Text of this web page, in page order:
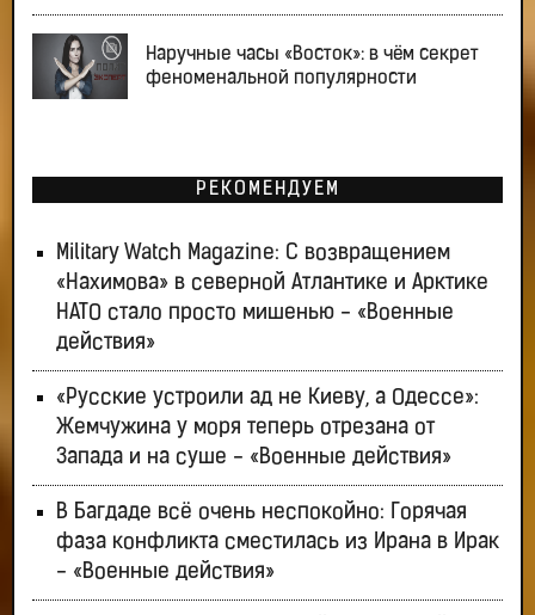
Наручные часы «Восток»: в чём секрет
феноменальной популярности
РЕКОМЕНДУЕМ
Military Watch Magazine: С возвращением
«Нахимова» в северной Атлантике и Арктике
НАТО стало просто мишенью - «Военные
действия»
«Русские устроили ад не Киеву, а Одессе»:
Жемчужина у моря теперь отрезана от
Запада и на суше - «Военные действия»
В Багдаде всё очень неспокойно: Горячая
фаза конфликта сместилась из Ирана в Ирак
- «Военные действия»